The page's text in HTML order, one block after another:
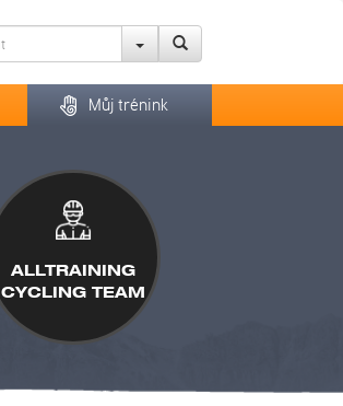
Můj trénink
ALLTRAINING
CYCLING TEAM